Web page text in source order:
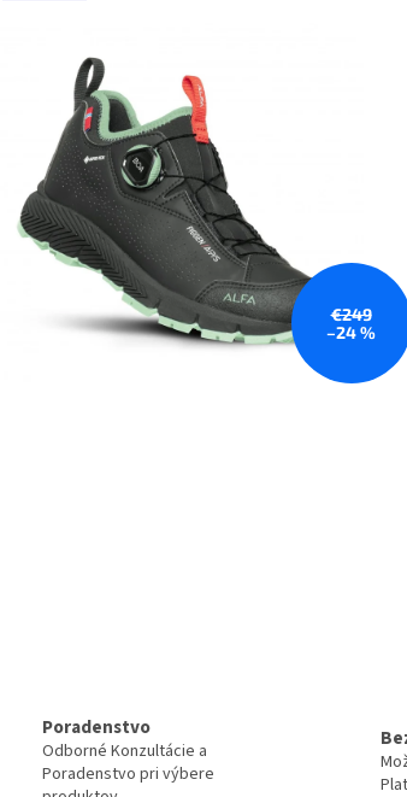
z
5
hviezdičiek.
€249
–24 %
Poradenstvo
Odborné Konzultácie a
Poradenstvo pri výbere